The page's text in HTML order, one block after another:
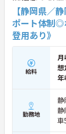
【静岡県／
ポート体制◎
登用あり》
給料
月
想
年
勤務地
静
静
車